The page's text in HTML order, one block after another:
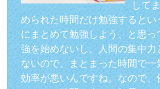
して
められた時間だけ勉強すると
にまとめて勉強しよう、と思
強を始めないし、人間の集中
ないので、まとまった時間で
効率が悪いんですね。なので